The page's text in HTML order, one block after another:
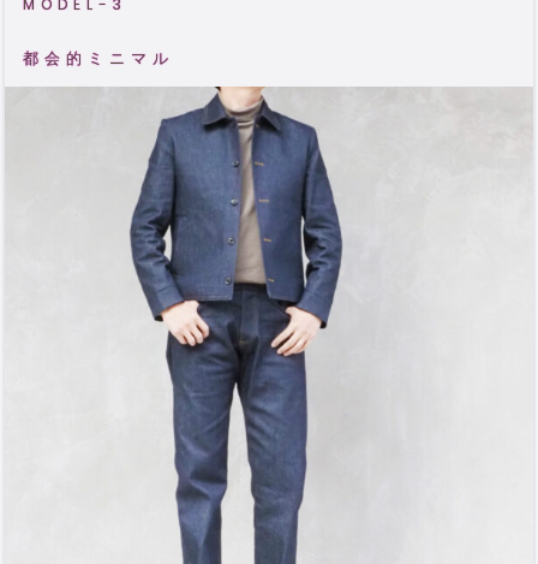
都会的ミニマル